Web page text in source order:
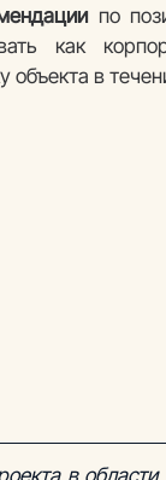
по
как
объекта в
в